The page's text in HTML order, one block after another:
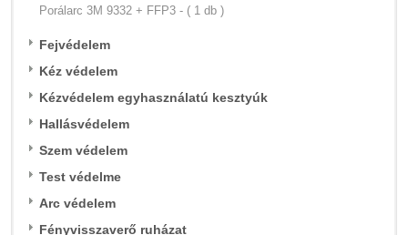
Porálarc 3M 9332 + FFP3 - ( 1 db )
Fejvédelem
Kéz védelem
Kézvédelem egyhasználatú kesztyúk
Hallásvédelem
Szem védelem
Test védelme
Arc védelem
Fényvisszaverő ruházat